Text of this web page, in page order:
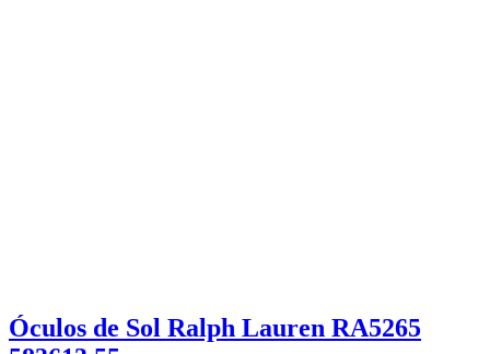
Óculos de Sol Ralph Lauren RA5265